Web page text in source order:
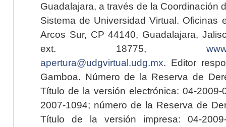
Guadalajara, a través de la Coordinación
Sistema de Universidad Virtual. Oficinas
Arcos Sur, CP 44140, Guadalajara,
ext. 18775,
apertura@udgvirtual.udg.mx. Editor
Gamboa. Número de la Reserva de
Título de la versión electrónica: 04-2009-
2007-1094; número de la Reserva de
Título de la versión impresa: 04-2009-